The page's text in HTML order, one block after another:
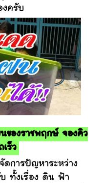
งครับ
ของราชพฤกษ์ จองคิว
เร็ว
ารปัญหาระหว่าง
ทั้งเรื่อง ดิน ฟ้า